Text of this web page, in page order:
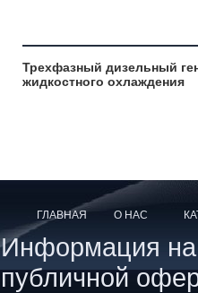
Трехфазный дизельный
жидкостного охлаждения
ГЛАВНАЯ О НАС
Информация на
публичной